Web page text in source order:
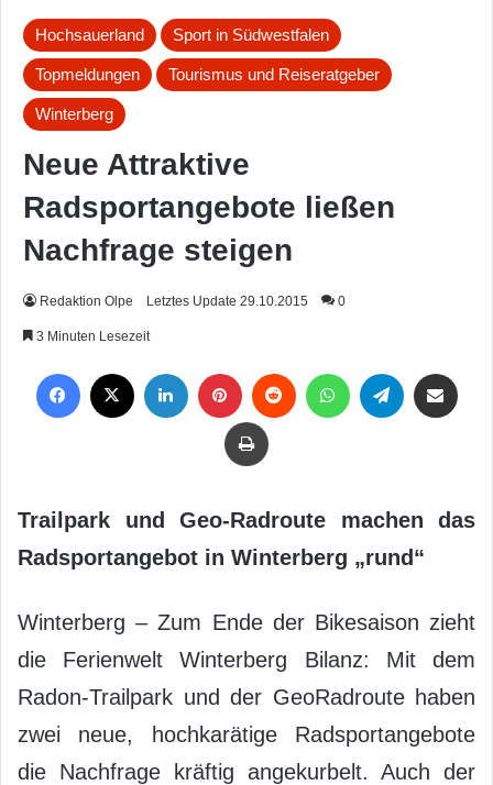
Hochsauerland Sport in Südwestfalen
Topmeldungen Tourismus und Reiseratgeber
Winterberg
Neue Attraktive
Radsportangebote ließen
Nachfrage steigen
Redaktion Olpe Letztes Update 29.10.2015 0
3 Minuten Lesezeit
Drucken
Trailpark und Geo-Radroute machen das
Radsportangebot in Winterberg „rund“
Winterberg – Zum Ende der Bikesaison zieht
die Ferienwelt Winterberg Bilanz: Mit dem
Radon-Trailpark und der GeoRadroute haben
zwei neue, hochkarätige Radsportangebote
die Nachfrage kräftig angekurbelt. Auch der